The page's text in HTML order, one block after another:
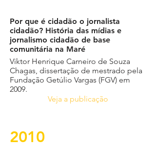
Por que é cidadão o jornalista
cidadão? História das mídias e
jornalismo cidadão de base
comunitária na Maré
Viktor Henrique Carneiro de Souza
Chagas, dissertação de mestrado pela
Fundação Getúlio Vargas (FGV) em
2009.
Veja a publicação
2010